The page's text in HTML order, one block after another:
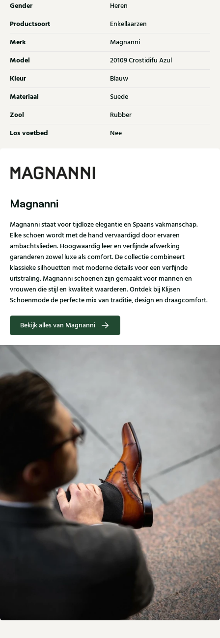
Gender Heren
Productsoort Enkellaarzen
Merk Magnanni
Model 20109 Crostidifu Azul
Kleur Blauw
Materiaal Suede
Zool Rubber
Los voetbed Nee
Magnanni
Magnanni staat voor tijdloze elegantie en Spaans vakmanschap.
Elke schoen wordt met de hand vervaardigd door ervaren
ambachtslieden. Hoogwaardig leer en verfijnde afwerking
garanderen zowel luxe als comfort. De collectie combineert
klassieke silhouetten met moderne details voor een verfijnde
uitstraling. Magnanni schoenen zijn gemaakt voor mannen en
vrouwen die stijl en kwaliteit waarderen. Ontdek bij Klijsen
Schoenmode de perfecte mix van traditie, design en draagcomfort.
Bekijk alles van Magnanni